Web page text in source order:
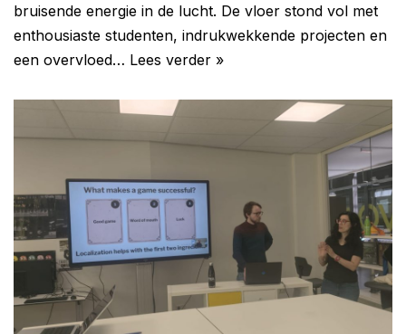
bruisende energie in de lucht. De vloer stond vol met
enthousiaste studenten, indrukwekkende projecten en
een overvloed… Lees verder »